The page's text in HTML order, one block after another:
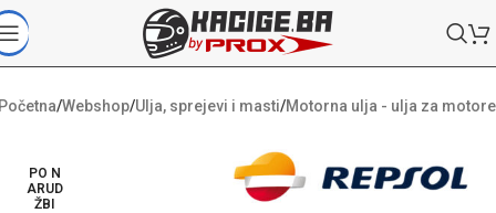
/Webshop/Ulja, sprejevi i masti/Motorna ulja - ulja za motore
PO N
ARUD
ŽBI